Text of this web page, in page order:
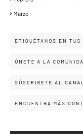
Marzo
ETIQUÉTANOS EN TUS
ÚNETE A LA
SÚSCRIBETE AL CANAL
ENCUENTRA MÁS